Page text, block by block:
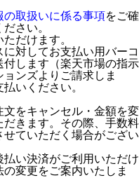
の取扱いに係る事項をご確
さい。
だけます。
対してお支払い用バーコ
します（楽天市場の指示
ンズよりご請求しま
いください。
をキャンセル・金額を変
きます。その際、手数料
ていただく場合がござい
い決済がご利用いただけ
変更をご案内いたしま